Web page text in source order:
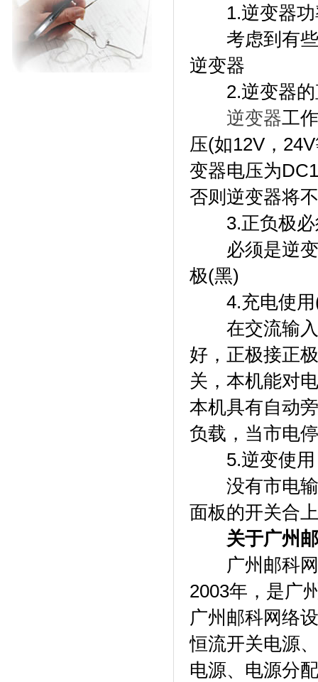
1.逆变器功
考虑到有些
逆变器
2.逆变器的
逆变器工
压(如12V，
变器电压为
否则逆变器将
3.正负极必
必须是逆变
极(黑)
4.充电使用(
在交流输入
好，正极接正
关，本机能对
本机具有自动
负载，当市电
5.逆变使用
没有市电输
面板的开关合
关于广州
广州邮科网
2003年，是广
广州邮科网络
恒流开关电源
电源、电源分